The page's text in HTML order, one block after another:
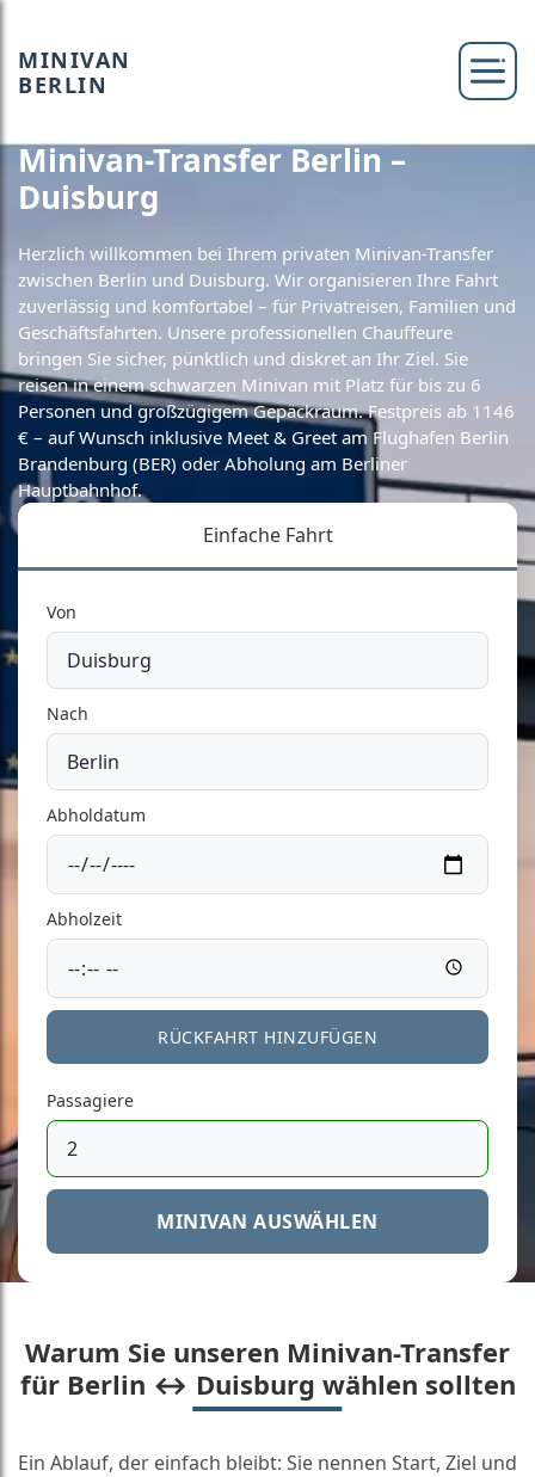
MINIVAN
BERLIN
Minivan-Transfer Berlin –
Duisburg
Herzlich willkommen bei Ihrem privaten Minivan-Transfer
zwischen Berlin und Duisburg. Wir organisieren Ihre Fahrt
zuverlässig und komfortabel – für Privatreisen, Familien und
Geschäftsfahrten. Unsere professionellen Chauffeure
bringen Sie sicher, pünktlich und diskret an Ihr Ziel. Sie
reisen in einem schwarzen Minivan mit Platz für bis zu 6
Personen und großzügigem Gepäckraum. Festpreis ab 1146
€ – auf Wunsch inklusive Meet & Greet am Flughafen Berlin
Brandenburg (BER) oder Abholung am Berliner
Hauptbahnhof.
Einfache Fahrt
Von
Nach
Abholdatum
Abholzeit
RÜCKFAHRT HINZUFÜGEN
Passagiere
MINIVAN AUSWÄHLEN
Warum Sie unseren Minivan-Transfer
für Berlin ↔ Duisburg wählen sollten
Ein Ablauf, der einfach bleibt: Sie nennen Start, Ziel und